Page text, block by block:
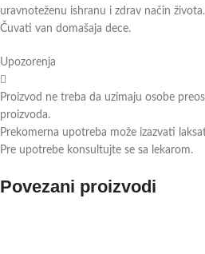
uravnoteženu ishranu i zdrav način života.
Čuvati van domašaja dece.
Upozorenja
Proizvod ne treba da uzimaju osobe
proizvoda.
Prekomerna upotreba može izazvati
Pre upotrebe konsultujte se sa lekarom.
Povezani proizvodi